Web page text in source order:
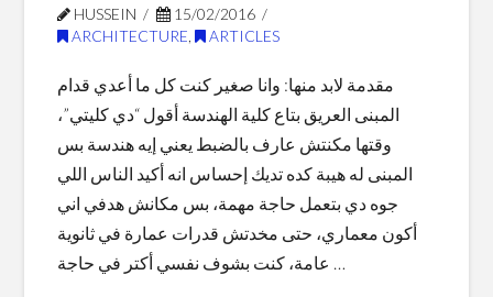
HUSSEIN
15/02/2016
ARCHITECTURE
ARTICLES
مقدمة لابد منها: وانا صغير كنت كل ما أعدي قدام
المبنى العريق بتاع كلية الهندسة أقول “دي كليتي”،
وقتها مكنتش عارف بالضبط يعني إيه هندسة بس
المبنى له هيبة كده تديك إحساس انه أكيد الناس اللي
جوه دي بتعمل حاجة مهمة، بس مكانش هدفي اني
أكون معماري، حتى مخدتش قدرات عمارة في ثانوية
عامة، كنت بشوف نفسي أكتر في حاجة …